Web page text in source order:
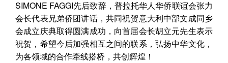
SIMONE FAGGI先后致辞，普拉托华人华侨联谊会张力
会长代表兄弟侨团讲话，共同祝贺意大利中部文成同乡
会成立庆典取得圆满成功，向首届会长胡立元先生表示
祝贺，希望今后加强相互之间的联系，弘扬中华文化，
为各领域的合作牵线搭桥，共创辉煌！